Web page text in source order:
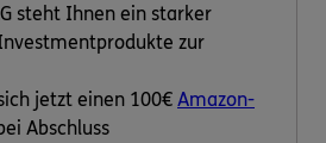
steht Ihnen ein starker
zur
jetzt einen 100€ Amazon-
Abschluss